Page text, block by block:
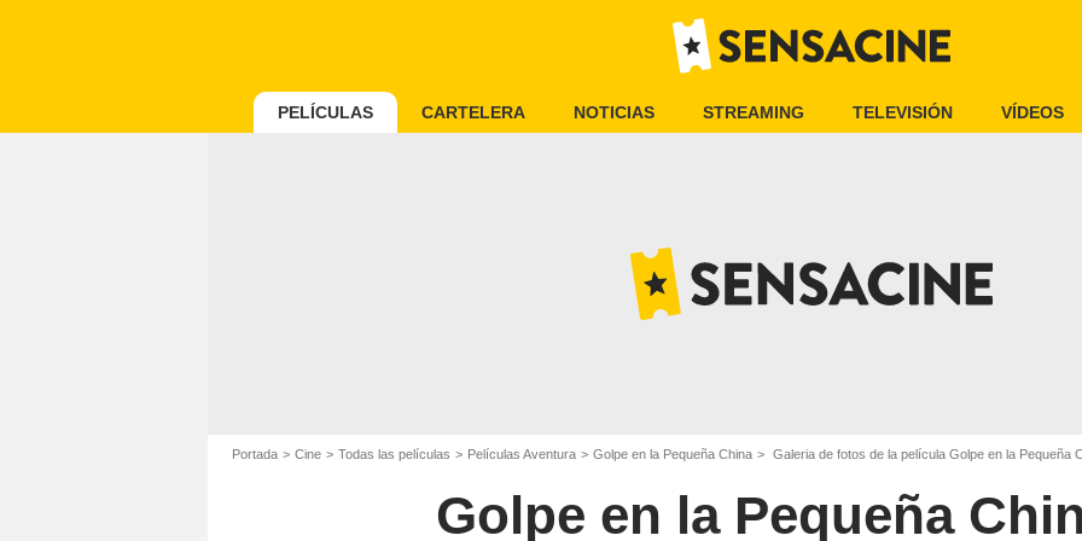
PELÍCULAS CARTELERA NOTICIAS STREAMING TELEVISIÓN VÍDEOS
Portada Cine Todas las películas Películas Aventura Golpe en la Pequeña China Galeria de fotos de la película Golpe en la Pequeña
Golpe en la Pequeña